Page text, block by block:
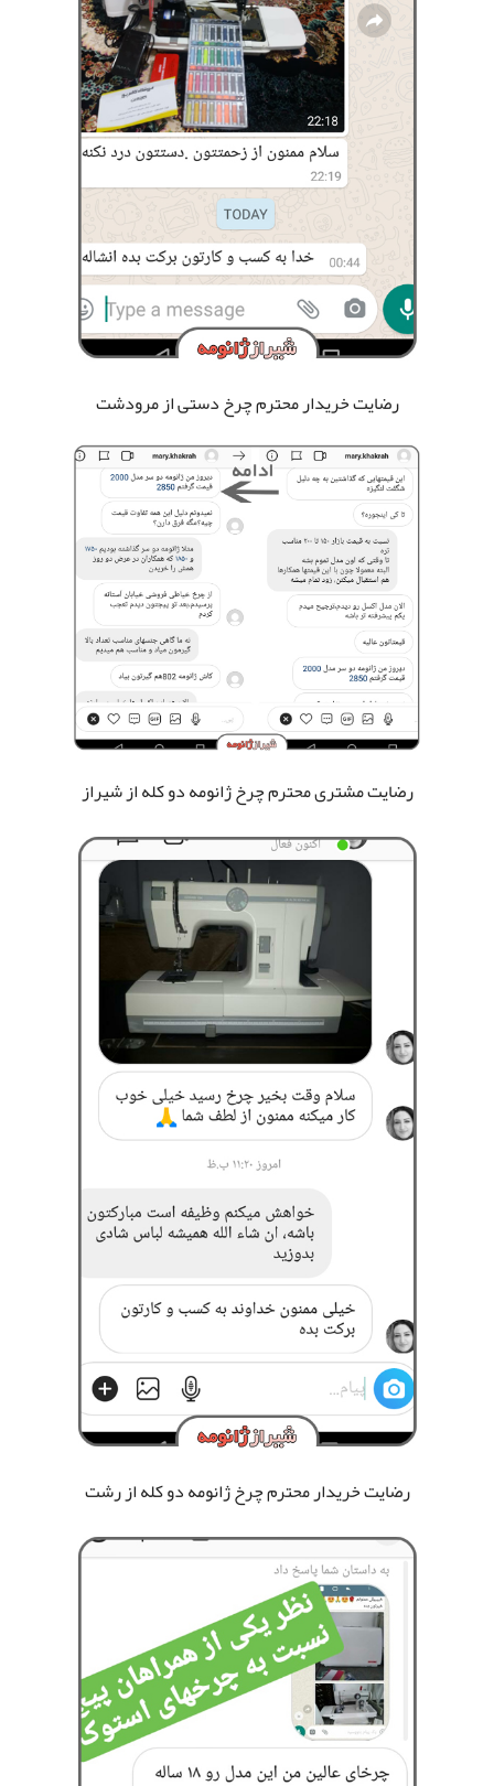
رضایت خریدار محترم چرخ دستیاز مرودشت
رضایت مشتری محترم چرخ ژانومه دو کلهاز شیراز
رضایت خریدار محترم چرخ ژانومه دو کله از رشت